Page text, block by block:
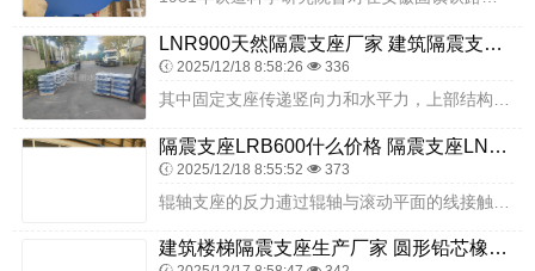
LNR900天然隔震支座厂家 建筑隔震支座什么价格 LNR800橡胶隔震支座源头工厂
2025/12/18 8:58:26 336
隔震支座LRB600什么价格 隔震支座LNR哪家好 隔震支座加工源头工厂
2025/12/18 8:55:52 373
建筑楼梯隔震支座生产厂家 圆形铅芯橡胶隔震支座 LNR系列水平分散型橡胶支座